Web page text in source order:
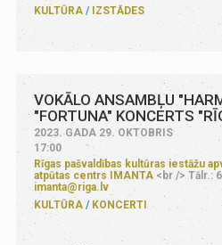
KULTŪRA
IZSTĀDES
VOKĀLO ANSAMBĻU
"FORTUNA" KONCERTS
2023. GADA 29. OKTOBRIS
17:00
Rīgas pašvaldības kultūras iestāžu
atpūtas centrs IMANTA <br /> Tālr.:
imanta@riga.lv
KULTŪRA
KONCERTI